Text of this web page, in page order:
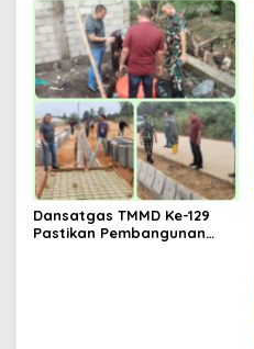
Dansatgas TMMD Ke-129
Pastikan Pembangunan